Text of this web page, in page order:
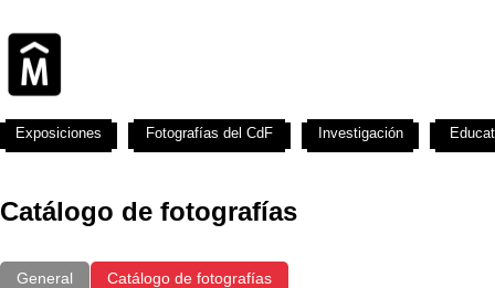
Catálogo de fotografías
General Catálogo de fotografías
Exposiciones Fotografías del CdF Investigación